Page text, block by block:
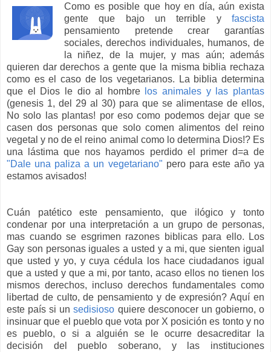
Como es posible que hoy en día, aún exista
gente que bajo un terrible y fascista
pensamiento pretende crear garantías
sociales, derechos individuales, humanos, de
la niñez, de la mujer, y mas aún; además
quieren dar derechos a gente que la misma biblia rechaza
como es el caso de los vegetarianos. La biblia determina
que el Dios le dio al hombre
los animales y las plantas
(genesis 1, del 29 al 30) para que se alimentase de ellos,
No solo las plantas! por eso como podemos dejar que se
casen dos personas que solo comen alimentos del reino
vegetal y no de el reino animal como lo determina Dios!? Es
una lástima que nos hayamos perdido el primer d=a de
"Dale una paliza a un vegetariano" pero para este año ya
estamos avisados!
Cuán patético este pensamiento, que ilógico y tonto
condenar por una interpretación a un grupo de personas,
mas cuando se esgrimen razones biblicas para ello. Los
Gay son personas iguales a usted y a mi, que sienten igual
que usted y yo, y cuya cédula los hace ciudadanos igual
que a usted y que a mi, por tanto, acaso ellos no tienen los
mismos derechos, incluso derechos fundamentales como
libertad de culto, de pensamiento y de expresión? Aquí en
este país si unsedisioso quiere desconocer un gobierno, o
insinuar que el pueblo que vota por X posición es tonto y no
es pueblo, o si a alguién se le ocurre desacreditar la
decisión del pueblo soberano, y las instituciones